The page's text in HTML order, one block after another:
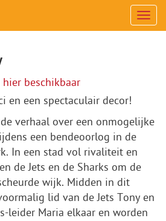
Menu
beschikbaar
en een spectaculair decor!
verhaal over een onmogelijke
een bendeoorlog in de
In een stad vol rivaliteit en
de Jets en de Sharks om de
wijk. Midden in dit
lid van de Jets Tony en
leider Maria elkaar en worden